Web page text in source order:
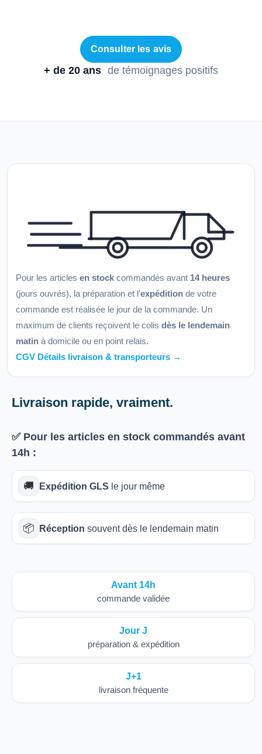
Consulter les avis
+ de 20 ans de témoignages positifs
Pour les articles en stock commandés avant 14 heures
(jours ouvrés), la préparation et l'expédition de votre
commande est réalisée le jour de la commande. Un
maximum de clients reçoivent le colis dès le lendemain
matin à domicile ou en point relais.
CGV Détails livraison & transporteurs →
Livraison rapide, vraiment.
✅ Pour les articles en stock commandés avant
14h :
🚚 Expédition GLS le jour même
📦 Réception souvent dès le lendemain matin
Avant 14h
commande validée
Jour J
préparation & expédition
J+1
livraison fréquente